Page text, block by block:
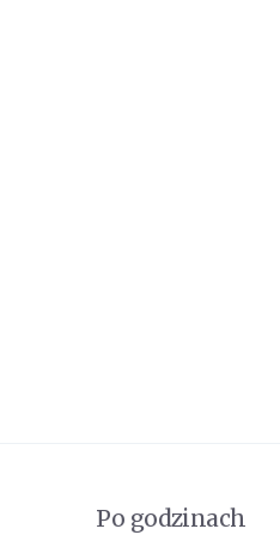
Po godzinach